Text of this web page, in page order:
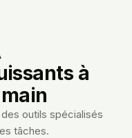
à
outils spécialisés
tâches.